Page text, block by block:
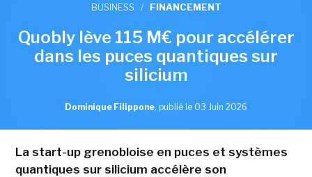
BUSINESS / FINANCEMENT
Quobly lève 115 M€ pour accélérer
dans les puces quantiques sur
silicium
Dominique Filippone, publié le 03 Juin 2026
La start-up grenobloise en puces et systèmes
quantiques sur silicium accélère son